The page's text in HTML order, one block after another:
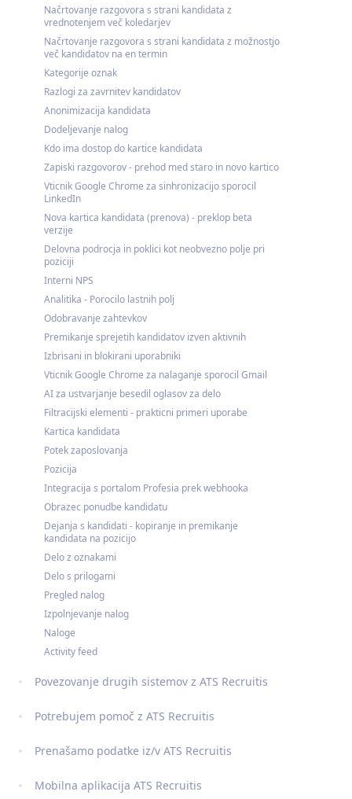
Načrtovanje razgovora s strani kandidata z
vrednotenjem več koledarjev
Načrtovanje razgovora s strani kandidata z možnostjo
več kandidatov na en termin
Kategorije oznak
Razlogi za zavrnitev kandidatov
Anonimizacija kandidata
Dodeljevanje nalog
Kdo ima dostop do kartice kandidata
Zapiski razgovorov - prehod med staro in novo kartico
Vticnik Google Chrome za sinhronizacijo sporocil
LinkedIn
Nova kartica kandidata (prenova) - preklop beta
verzije
Delovna podrocja in poklici kot neobvezno polje pri
poziciji
Interni NPS
Analitika - Porocilo lastnih polj
Odobravanje zahtevkov
Premikanje sprejetih kandidatov izven aktivnih
Izbrisani in blokirani uporabniki
Vticnik Google Chrome za nalaganje sporocil Gmail
AI za ustvarjanje besedil oglasov za delo
Filtracijski elementi - prakticni primeri uporabe
Kartica kandidata
Potek zaposlovanja
Pozicija
Integracija s portalom Profesia prek webhooka
Obrazec ponudbe kandidatu
Dejanja s kandidati - kopiranje in premikanje
kandidata na pozicijo
Delo z oznakami
Delo s prilogami
Pregled nalog
Izpolnjevanje nalog
Naloge
Activity feed
Povezovanje drugih sistemov z ATS Recruitis
Potrebujem pomoč z ATS Recruitis
Prenašamo podatke iz/v ATS Recruitis
Mobilna aplikacija ATS Recruitis